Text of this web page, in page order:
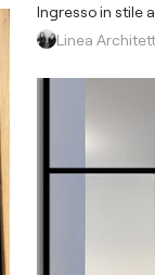
Ingresso in stile
Linea